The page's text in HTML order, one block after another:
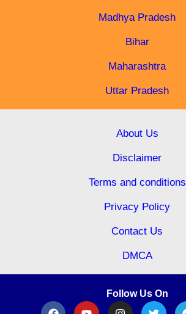
Madhya Pradesh
Bihar
Maharashtra
Uttar Pradesh
About Us
Disclaimer
Terms and conditions
Privacy Policy
Contact Us
DMCA
Follow Us On